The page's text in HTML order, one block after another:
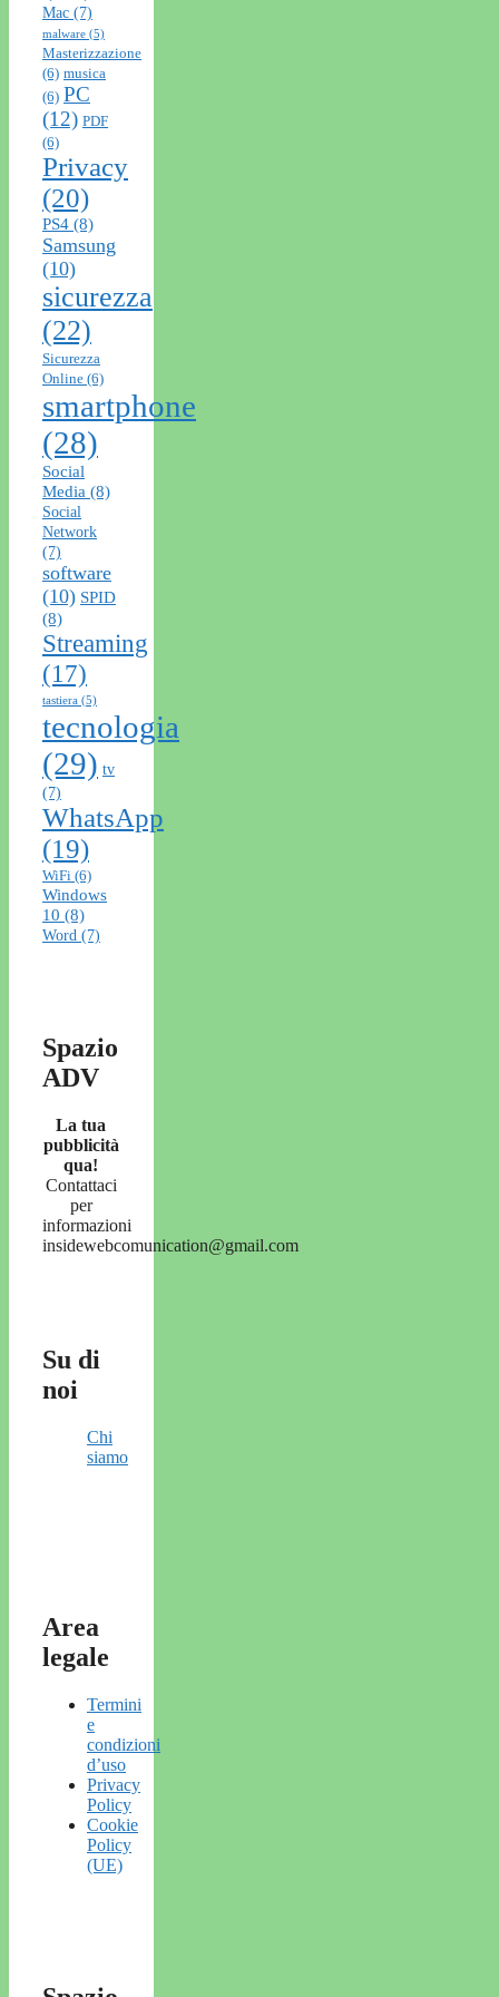
Mac (7)
malware (5)
Masterizzazione
(6) musica
(6) PC
(12) PDF
(6)
Privacy
(20)
PS4 (8)
Samsung
(10)
sicurezza
(22)
Sicurezza
Online (6)
smartphone
(28)
Social
Media (8)
Social
Network
(7)
software
(10) SPID
(8)
Streaming
(17)
tastiera (5)
tecnologia
(29) tv
(7)
WhatsApp
(19)
WiFi (6)
Windows
10 (8)
Word (7)
Spazio
ADV
La tua
pubblicità
qua!
Contattaci
per
informazioni
insidewebcomunication@gmail.com
Su di
noi
Chi
siamo
Area
legale
Termini
e
condizioni
d’uso
Privacy
Policy
Cookie
Policy
(UE)